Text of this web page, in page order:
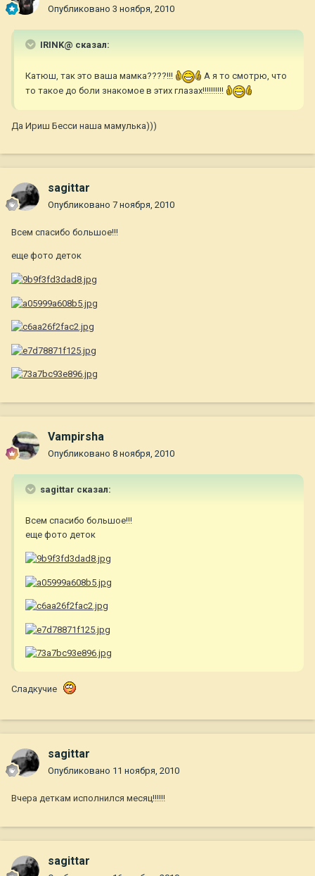
Опубликовано 3 ноября, 2010
IRINK@ сказал:
Катюш, так это ваша мамка????!!!
А я то смотрю, что
то такое до боли знакомое в этих глазах!!!!!!!!!!
Да Ириш Бесси наша мамулька)))
sagittar
Опубликовано 7 ноября, 2010
Всем спасибо большое!!!
еще фото деток
Vampirsha
Опубликовано 8 ноября, 2010
sagittar сказал:
Всем спасибо большое!!!
еще фото деток
Сладкучие
sagittar
Опубликовано 11 ноября, 2010
Вчера деткам исполнился месяц!!!!!!
sagittar